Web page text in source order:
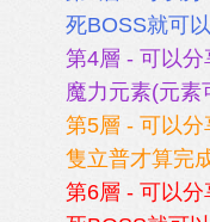
死BOSS就可
第4層 - 可以分
魔力元素(元素
第5層 - 可以分
隻立普才算完
第6層 - 可以分